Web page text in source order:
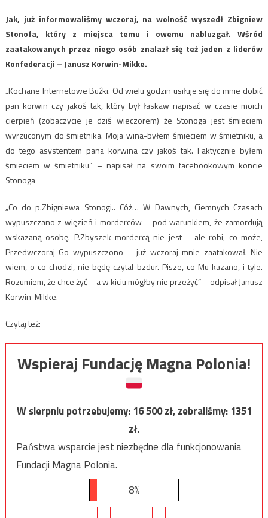
Jak, już informowaliśmy wczoraj, na wolność wyszedł Zbigniew
Stonofa, który z miejsca temu i owemu nabluzgał. Wśród
zaatakowanych przez niego osób znalazł się też jeden z liderów
Konfederacji – Janusz Korwin-Mikke.
„Kochane Internetowe Buźki. Od wielu godzin usiłuje się do mnie dobić
pan korwin czy jakoś tak, który był łaskaw napisać w czasie moich
cierpień (zobaczycie je dziś wieczorem) że Stonoga jest śmieciem
wyrzuconym do śmietnika. Moja wina-byłem śmieciem w śmietniku, a
do tego asystentem pana korwina czy jakoś tak. Faktycznie byłem
śmieciem w śmietniku” – napisał na swoim facebookowym koncie
Stonoga
„Co do p.Zbigniewa Stonogi.. Cóż… W Dawnych, Ciemnych Czasach
wypuszczano z więzień i morderców – pod warunkiem, że zamordują
wskazaną osobę. P.Zbyszek mordercą nie jest – ale robi, co może,
Przedwczoraj Go wypuszczono – już wczoraj mnie zaatakował. Nie
wiem, o co chodzi, nie będę czytal bzdur. Pisze, co Mu kazano, i tyle.
Rozumiem, że chce żyć – a w kiciu mógłby nie przeżyć” – odpisał Janusz
Korwin-Mikke.
Czytaj też:
Wspieraj Fundację Magna Polonia!
W sierpniu potrzebujemy:16 500zł, zebraliśmy:1351
zł.
Państwa wsparcie jest niezbędne dla funkcjonowania
Fundacji Magna Polonia.
8%